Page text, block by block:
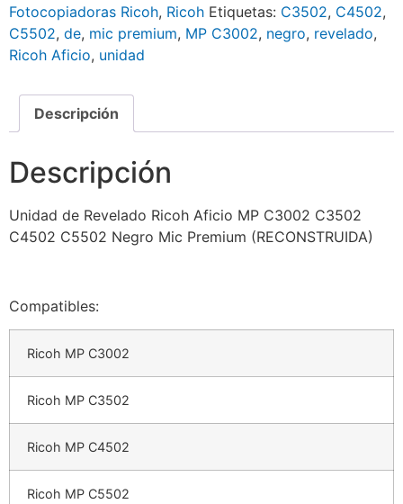
Fotocopiadoras Ricoh, Ricoh Etiquetas: C3502, C4502,
C5502, de, mic premium, MP C3002, negro, revelado,
Ricoh Aficio, unidad
Descripción
Descripción
Unidad de Revelado Ricoh Aficio MP C3002 C3502
C4502 C5502 Negro Mic Premium (RECONSTRUIDA)
Compatibles:
Ricoh MP C3002
Ricoh MP C3502
Ricoh MP C4502
Ricoh MP C5502